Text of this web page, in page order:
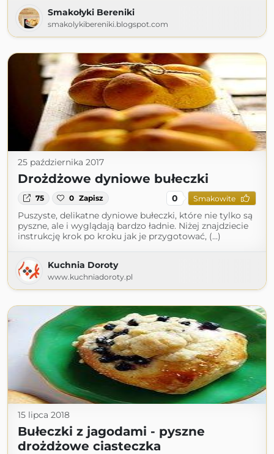
Smakołyki Bereniki
smakolykibereniki.blogspot.com
25 października 2017
Drożdżowe dyniowe bułeczki
75 0 Zapisz 0 Smakowite
Puszyste, delikatne dyniowe bułeczki, które nie tylko są
pyszne, ale i wyglądają bardzo ładnie. Niżej znajdziecie
instrukcję krok po kroku jak je przygotować, (...)
Kuchnia Doroty
www.kuchniadoroty.pl
15 lipca 2018
Bułeczki z jagodami - pyszne
drożdżowe ciasteczka